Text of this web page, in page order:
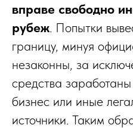
вправе свободно
рубеж. Попытки
границу, минуя
незаконны, за
средства
бизнес или иные
источники. Таким